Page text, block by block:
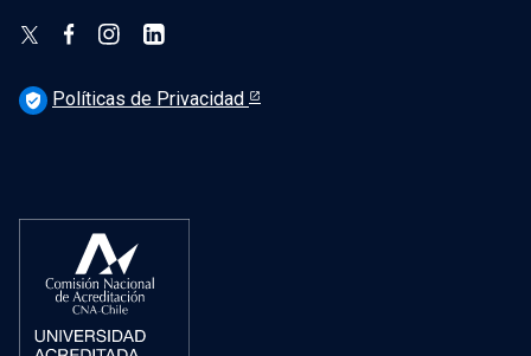
verified_user Políticas de Privacidad